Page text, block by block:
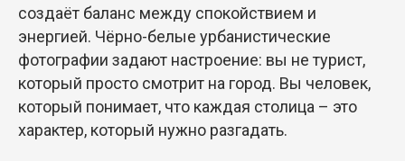
создаёт баланс между спокойствием и
энергией. Чёрно-белые урбанистические
фотографии задают настроение: вы не турист,
который просто смотрит на город. Вы человек,
который понимает, что каждая столица – это
характер, который нужно разгадать.